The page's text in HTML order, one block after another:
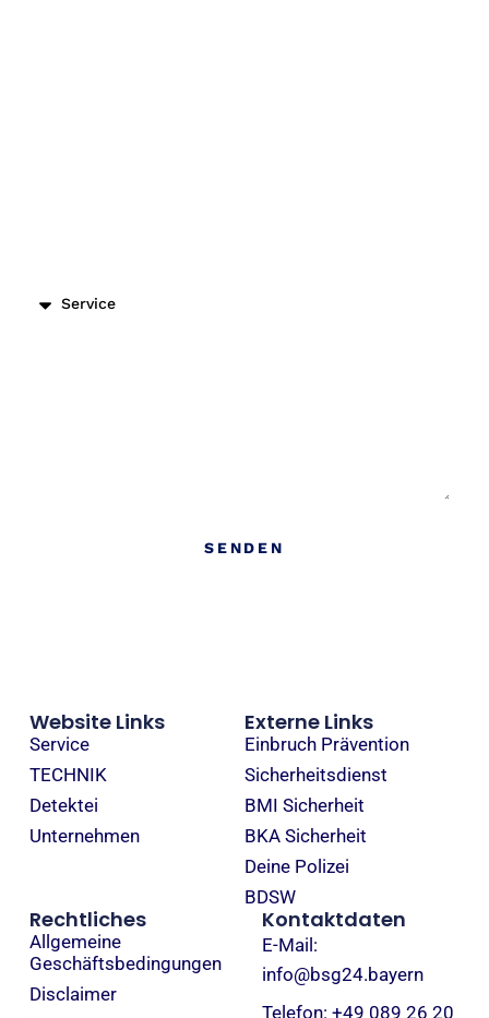
SENDEN
Website Links
Service
TECHNIK
Detektei
Unternehmen
Externe Links
Einbruch Prävention
Sicherheitsdienst
BMI Sicherheit
BKA Sicherheit
Deine Polizei
BDSW
Rechtliches
Allgemeine
Geschäftsbedingungen
Disclaimer
Kontaktdaten
E-Mail:
info@bsg24.bayern
Telefon: +49 089 26 20